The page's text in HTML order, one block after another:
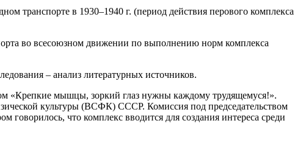
транспорте в 1930–1940 г. (период действия перового комплекса
во всесоюзном движении по выполнению норм комплекса
– анализ литературных источников.
«Крепкие мышцы, зоркий глаз нужны каждому трудящемуся!».
культуры (ВСФК) СССР. Комиссия под председательством
что комплекс вводится для создания интереса среди